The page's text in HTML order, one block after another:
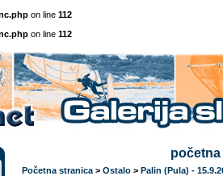
on line 112
on line 112
početna
Početna stranica > Ostalo > Palin (Pula) -